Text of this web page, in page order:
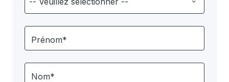
Prénom*
Nom*